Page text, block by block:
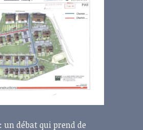
un débat qui prend de